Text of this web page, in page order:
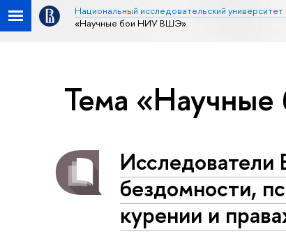
Национальный исследовательский
«Научные бои НИУ ВШЭ»
Тема
бездомности,
курении и